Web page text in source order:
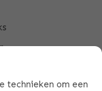
technieken om een